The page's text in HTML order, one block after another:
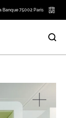
Banque 75002 Paris